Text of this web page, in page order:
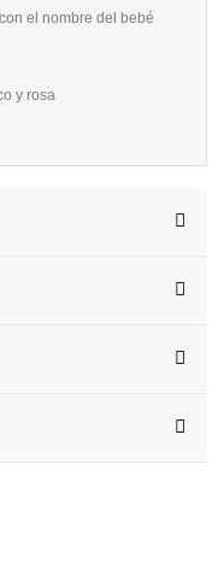
el nombre del bebé
y rosa